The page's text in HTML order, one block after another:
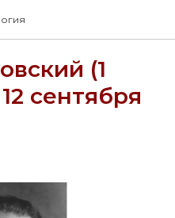
(1
сентября